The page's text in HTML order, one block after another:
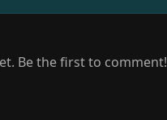
Be the first to comment!